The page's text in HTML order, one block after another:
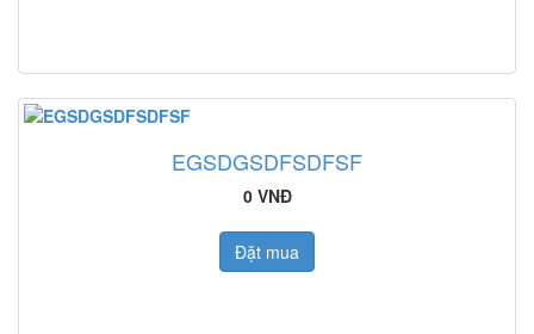
EGSDGSDFSDFSF
0 VNĐ
Đặt mua